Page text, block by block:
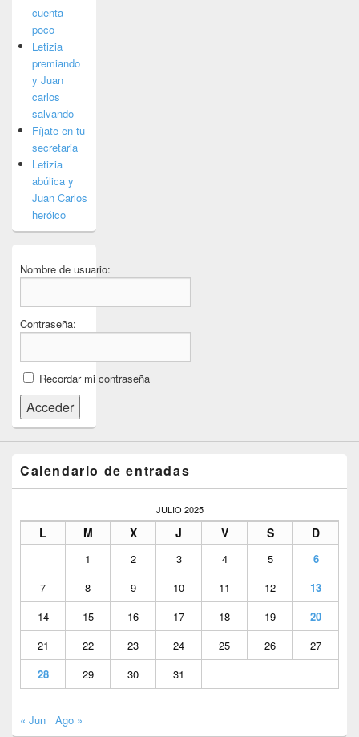
cuenta
poco
Letizia
premiando
y Juan
carlos
salvando
Fíjate en tu
secretaria
Letizia
abúlica y
Juan Carlos
heróico
Nombre de usuario:
Contraseña:
Recordar mi contraseña
Acceder
Calendario de entradas
JULIO 2025
L M X J V S D
1 2 3 4 5
6
7
8 9 10 11 12
13
14
15 16 17 18 19
20
21
22 23 24 25 26
27
28
29 30 31
« Jun Ago »